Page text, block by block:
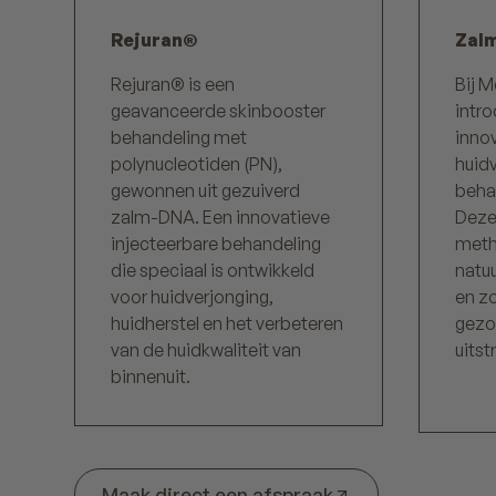
Rejuran®
Rejuran® is een
geavanceerde skinbooster
behandeling met
polynucleotiden (PN),
gewonnen uit gezuiverd
zalm-DNA. Een innovatieve
injecteerbare behandeling
die speciaal is ontwikkeld
voor huidverjonging,
huidherstel en het verbeteren
van de huidkwaliteit van
binnenuit.
Bij
en